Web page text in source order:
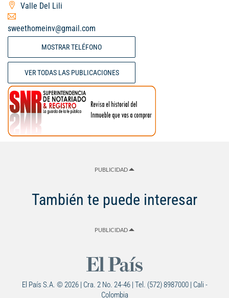
Valle Del Lili
sweethomeinv@gmail.com
MOSTRAR TELÉFONO
VER TODAS LAS PUBLICACIONES
PUBLICIDAD
También te puede interesar
PUBLICIDAD
El País S.A. © 2026 | Cra. 2 No. 24-46 | Tel. (572) 8987000 | Cali -
Colombia